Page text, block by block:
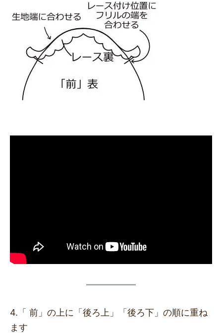
4.「 前」の上に「後ろ上」「後ろ下」の順に重ね
ます